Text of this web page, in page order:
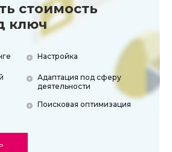
стоимость
ключ
Настройка
Адаптация под сферу
деятельности
Поисковая оптимизация